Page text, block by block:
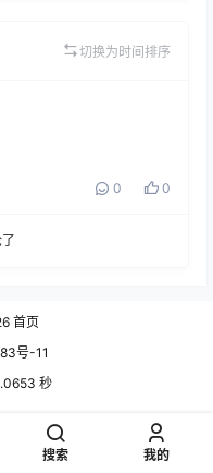
切换为时间排序
0 0
首页
号-11
秒
搜索 我的